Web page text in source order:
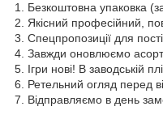
1. Безкоштовна упаковка
2. Якісний професійний,
3. Спецпропозиції для
4. Завжди оновлюємо
5. Ігри нові! В заводській
6. Ретельний огляд перед
7. Відправляємо в день